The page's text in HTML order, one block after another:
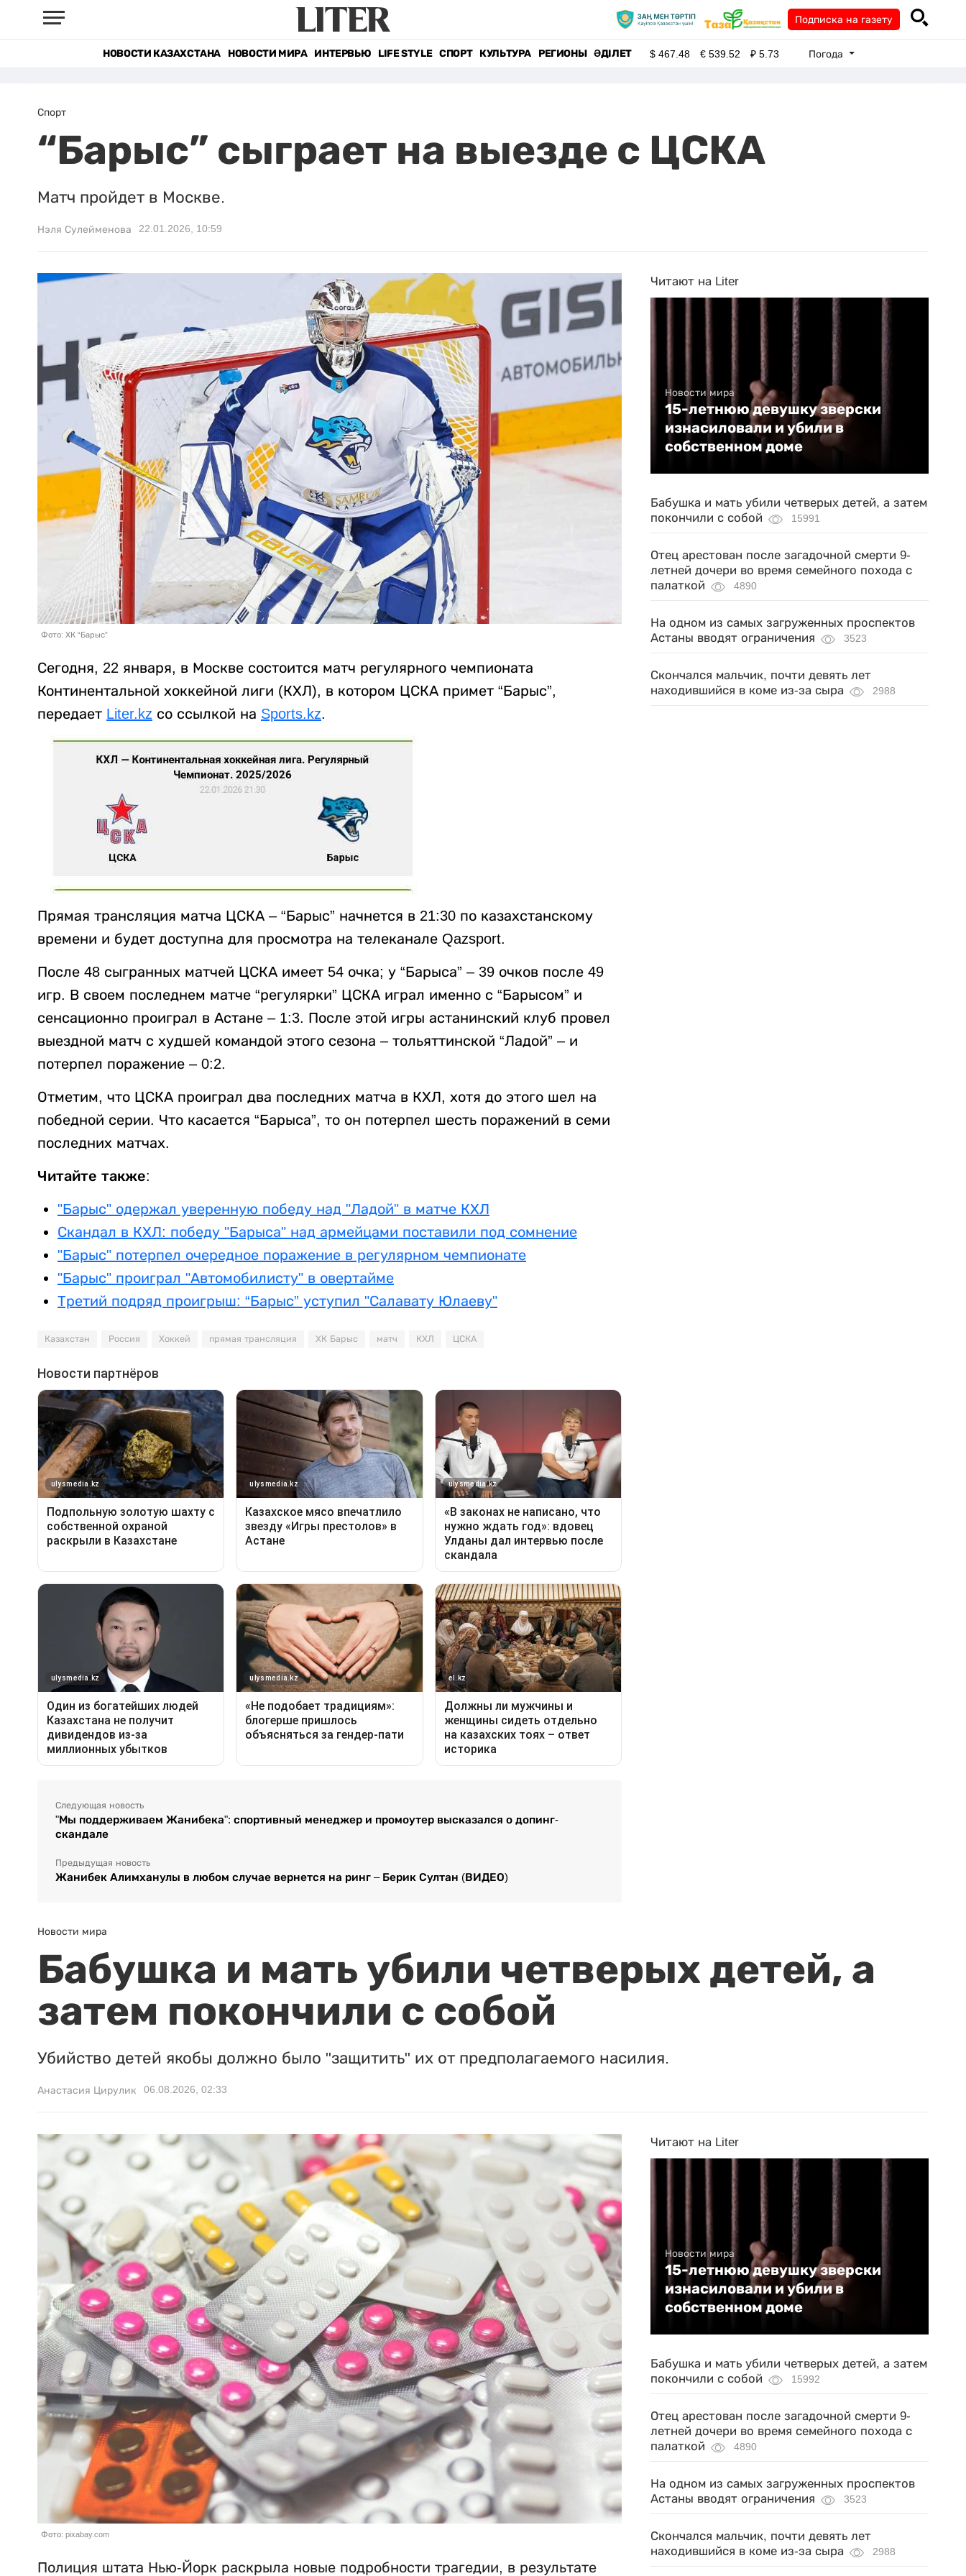
Подписка на газету
НОВОСТИ КАЗАХСТАНА НОВОСТИ МИРА ИНТЕРВЬЮ LIFE STYLE СПОРТ КУЛЬТУРА РЕГИОНЫ ӘДІЛЕТ $467.48 €539.52 ₽5.73 Погода
Спорт
“Барыс” сыграет на выезде с ЦСКА
Матч пройдет в Москве.
Нэля Сулейменова 22.01.2026, 10:59
Фото: ХК “Барыс”
Сегодня, 22 января, в Москве состоится матч регулярного чемпионата
Континентальной хоккейной лиги (КХЛ), в котором ЦСКА примет “Барыс”,
передает Liter.kz со ссылкой на Sports.kz.
Прямая трансляция матча ЦСКА – “Барыс” начнется в 21:30 по казахстанскому
времени и будет доступна для просмотра на телеканале Qazsport.
После 48 сыгранных матчей ЦСКА имеет 54 очка; у “Барыса” – 39 очков после 49
игр. В своем последнем матче “регулярки” ЦСКА играл именно с “Барысом” и
сенсационно проиграл в Астане – 1:3. После этой игры астанинский клуб провел
выездной матч с худшей командой этого сезона – тольяттинской “Ладой” – и
потерпел поражение – 0:2.
Отметим, что ЦСКА проиграл два последних матча в КХЛ, хотя до этого шел на
победной серии. Что касается “Барыса”, то он потерпел шесть поражений в семи
последних матчах.
Читайте также:
"Барыс" одержал уверенную победу над "Ладой" в матче КХЛ
Скандал в КХЛ: победу "Барыса" над армейцами поставили под сомнение
"Барыс" потерпел очередное поражение в регулярном чемпионате
"Барыс" проиграл "Автомобилисту" в овертайме
Третий подряд проигрыш: “Барыс” уступил "Салавату Юлаеву"
Казахстан Россия Хоккей прямая трансляция ХК Барыс матч КХЛ ЦСКА
Следующая новость
"Мы поддерживаем Жанибека": спортивный менеджер и промоутер высказался о допинг-
скандале
Предыдущая новость
Жанибек Алимханулы в любом случае вернется на ринг – Берик Султан (ВИДЕО)
Читают на Liter
Новости мира
15-летнюю девушку зверски
изнасиловали и убили в
собственном доме
Бабушка и мать убили четверых детей, а затем
покончили с собой
15991
Отец арестован после загадочной смерти 9-
летней дочери во время семейного похода с
палаткой
4890
На одном из самых загруженных проспектов
Астаны вводят ограничения
3523
Скончался мальчик, почти девять лет
находившийся в коме из-за сыра
2988
Новости мира
Бабушка и мать убили четверых детей, а
затем покончили с собой
Убийство детей якобы должно было "защитить" их от предполагаемого насилия.
Анастасия Цирулик 06.08.2026, 02:33
Фото: pixabay.com
Полиция штата Нью-Йорк раскрыла новые подробности трагедии, в результате
Читают на Liter
Новости мира
15-летнюю девушку зверски
изнасиловали и убили в
собственном доме
Бабушка и мать убили четверых детей, а затем
покончили с собой
15992
Отец арестован после загадочной смерти 9-
летней дочери во время семейного похода с
палаткой
4890
На одном из самых загруженных проспектов
Астаны вводят ограничения
3523
Скончался мальчик, почти девять лет
находившийся в коме из-за сыра
2988